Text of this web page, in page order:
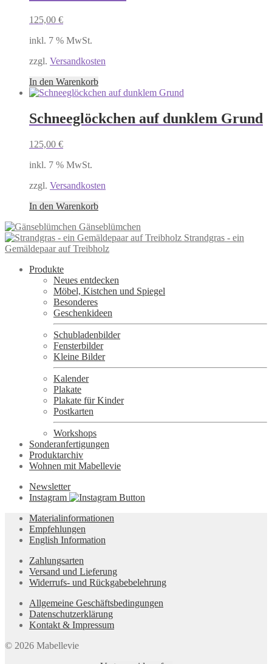
125,00 €
inkl. 7 % MwSt.
zzgl. Versandkosten
In den Warenkorb
Schneeglöckchen auf dunklem Grund
125,00 €
inkl. 7 % MwSt.
zzgl. Versandkosten
In den Warenkorb
Gänseblümchen
Strandgras - ein
Gemäldepaar auf Treibholz
Produkte
Neues entdecken
Möbel, Kistchen und Spiegel
Besonderes
Geschenkideen
Schubladenbilder
Fensterbilder
Kleine Bilder
Kalender
Plakate
Plakate für Kinder
Postkarten
Workshops
Sonderanfertigungen
Produktarchiv
Wohnen mit Mabellevie
Newsletter
Instagram
Materialinformationen
Empfehlungen
English Information
Zahlungsarten
Versand und Lieferung
Widerrufs- und Rückgabebelehrung
Allgemeine Geschäftsbedingungen
Datenschutzerklärung
Kontakt & Impressum
© 2026 Mabellevie